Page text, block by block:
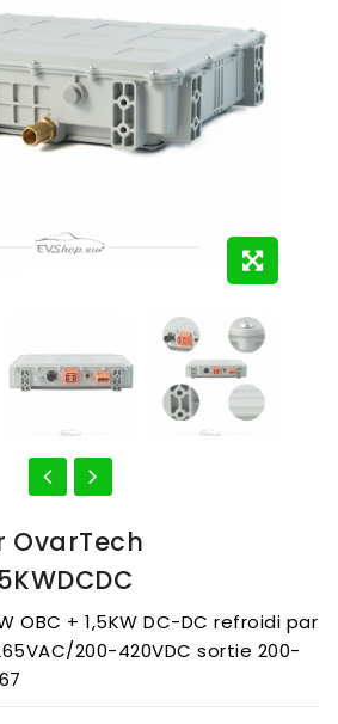
OvarTech
OBC + 1,5KW DC-DC refroidi par
200-420VDC sortie 200-